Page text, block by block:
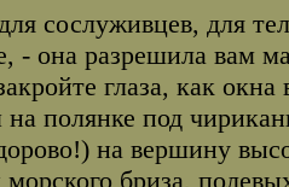
сослуживцев, для
- она разрешила вам
глаза, как
полянке под
на вершину
бриза,